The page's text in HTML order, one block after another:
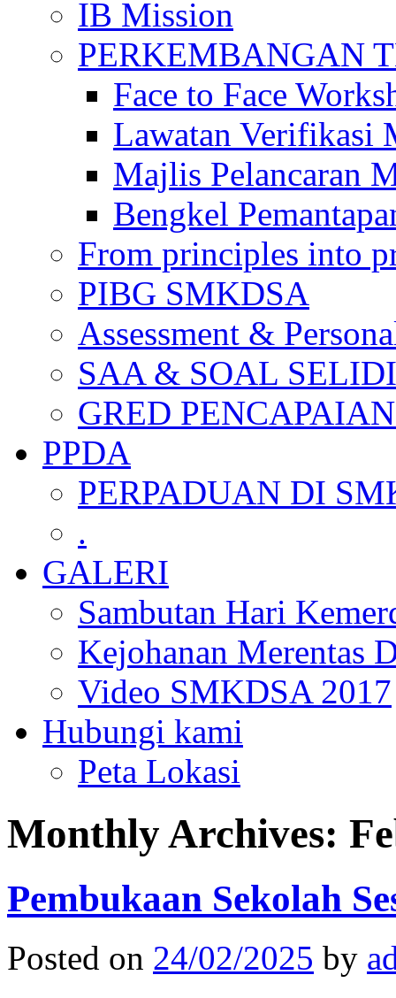
IB Mission
PERKEMBANGAN
Face to Face
Lawatan Verifikasi
Majlis Pelancaran
Bengkel
From principles into
PIBG SMKDSA
Assessment &
SAA & SOAL
GRED
PPDA
PERPADUAN DI
.
GALERI
Sambutan Hari
Kejohanan Merentas
Video SMKDSA 2017
Hubungi kami
Peta Lokasi
Monthly Archives:
Pembukaan Sekolah
Posted on 24/02/2025 by